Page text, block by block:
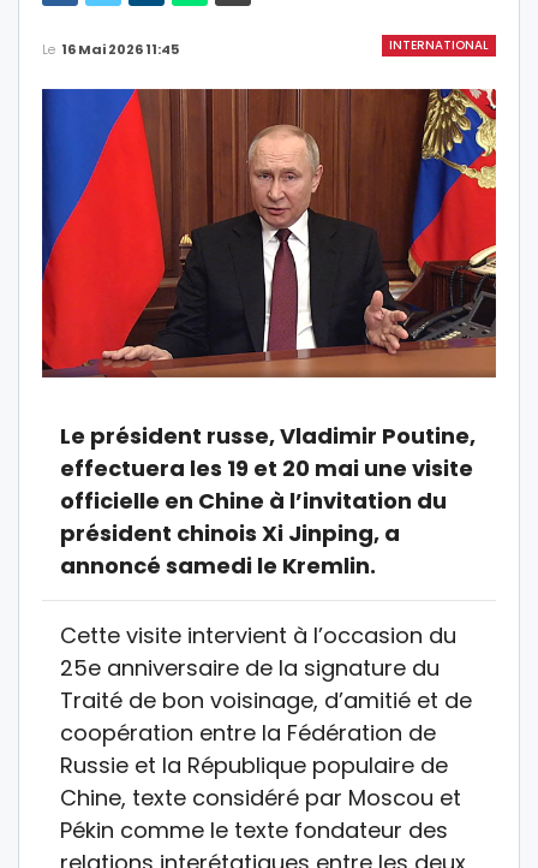
INTERNATIONAL
Le 16 Mai 2026 11:45
Le président russe, Vladimir Poutine,
effectuera les 19 et 20 mai une visite
officielle en Chine à l’invitation du
président chinois Xi Jinping, a
annoncé samedi le Kremlin.
Cette visite intervient à l’occasion du
25e anniversaire de la signature du
Traité de bon voisinage, d’amitié et de
coopération entre la Fédération de
Russie et la République populaire de
Chine, texte considéré par Moscou et
Pékin comme le texte fondateur des